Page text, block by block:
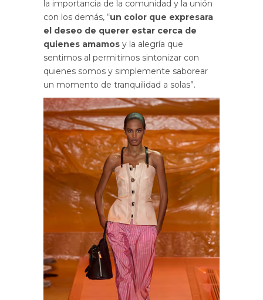
la importancia de la comunidad y la unión
con los demás, “un color que expresara
el deseo de querer estar cerca de
quienes amamos y la alegría que
sentimos al permitirnos sintonizar con
quienes somos y simplemente saborear
un momento de tranquilidad a solas”.